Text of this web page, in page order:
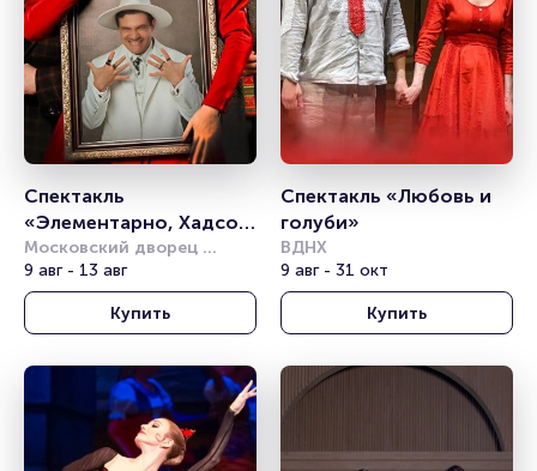
Спектакль
«Элементарно, Хадсон!
Дело о собаке Б.»
Московский дворец
молодёжи
9 авг - 13 авг
Купить
Спектакль «Любовь и
голуби»
ВДНХ
9 авг - 31 окт
Купить